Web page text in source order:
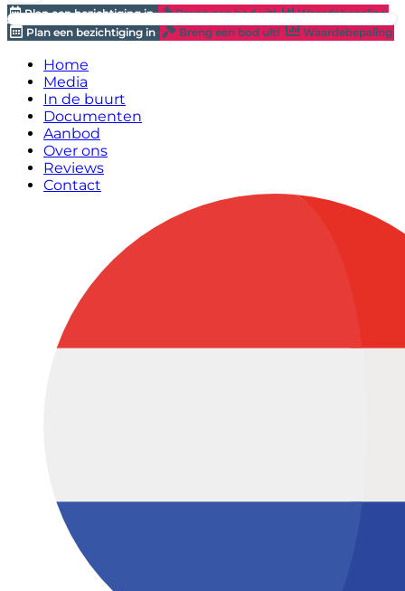
Plan een bezichtiging in Breng een bod uit!
Waardebepaling
Plan een bezichtiging in
Breng een bod uit! Waardebepaling
Home
Media
In de buurt
Documenten
Aanbod
Over ons
Reviews
Contact